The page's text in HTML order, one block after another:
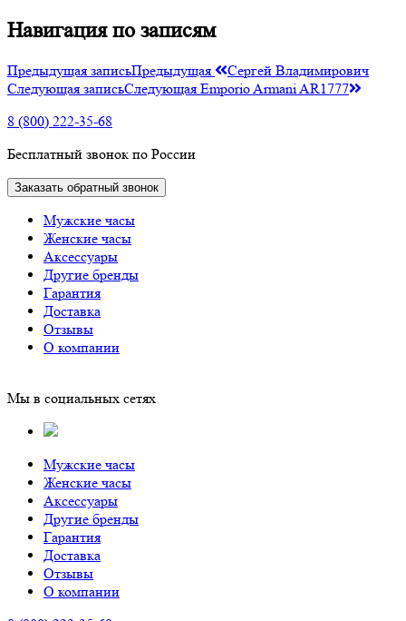
Навигация по записям
Предыдущая записьПредыдущая
Сергей Владимирович
Следующая записьСледующая Emporio Armani AR1777
8 (800) 222-35-68
Бесплатный звонок по России
Заказать обратный звонок
Мужские часы
Женские часы
Аксессуары
Другие бренды
Гарантия
Доставка
Отзывы
О компании
Мы в социальных сетях
Мужские часы
Женские часы
Аксессуары
Другие бренды
Гарантия
Доставка
Отзывы
О компании